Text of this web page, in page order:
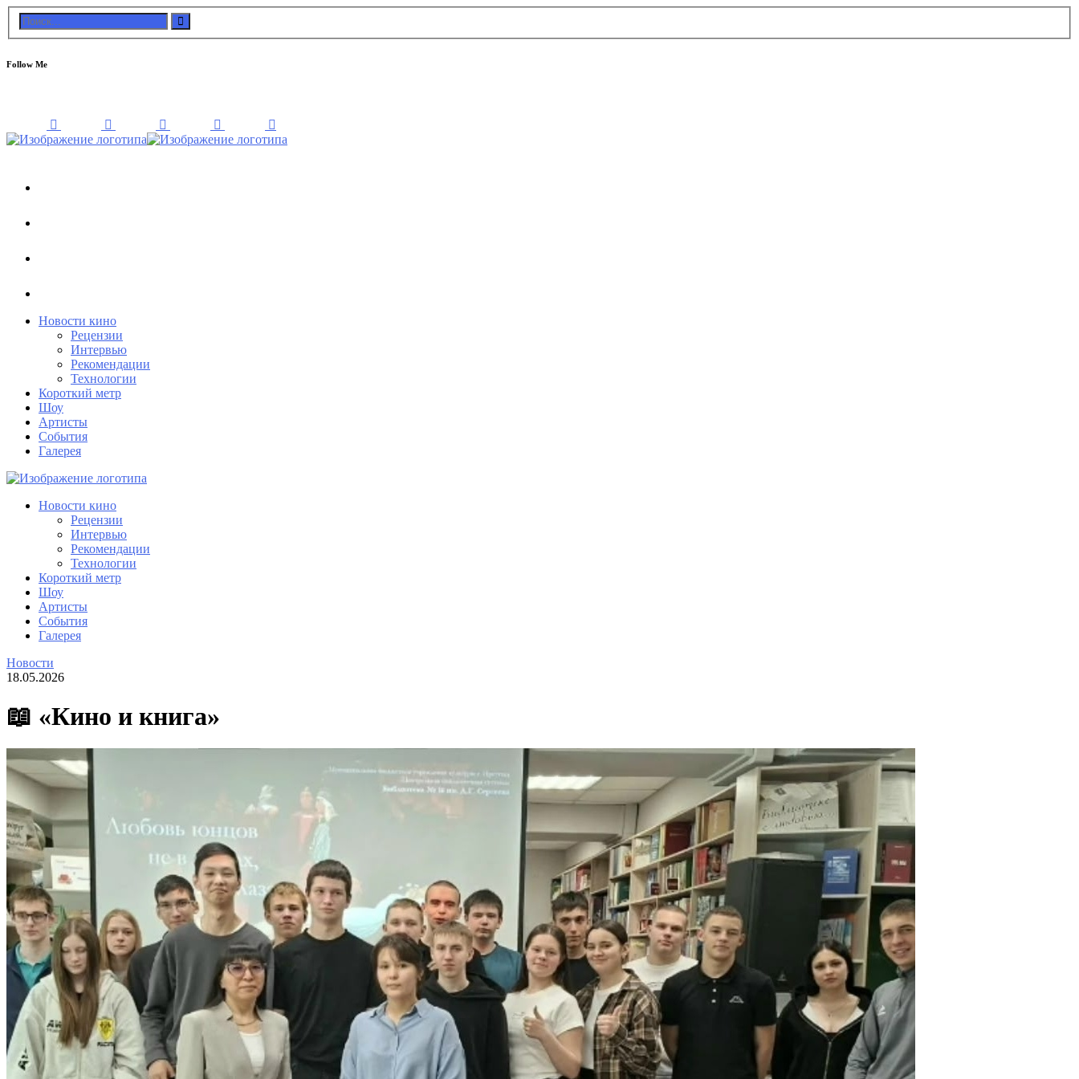
Follow Me
Новости кино
Рецензии
Интервью
Рекомендации
Технологии
Короткий метр
Шоу
Артисты
События
Галерея
Новости кино
Рецензии
Интервью
Рекомендации
Технологии
Короткий метр
Шоу
Артисты
События
Галерея
Новости
18.05.2026
📖 «Кино и книга»